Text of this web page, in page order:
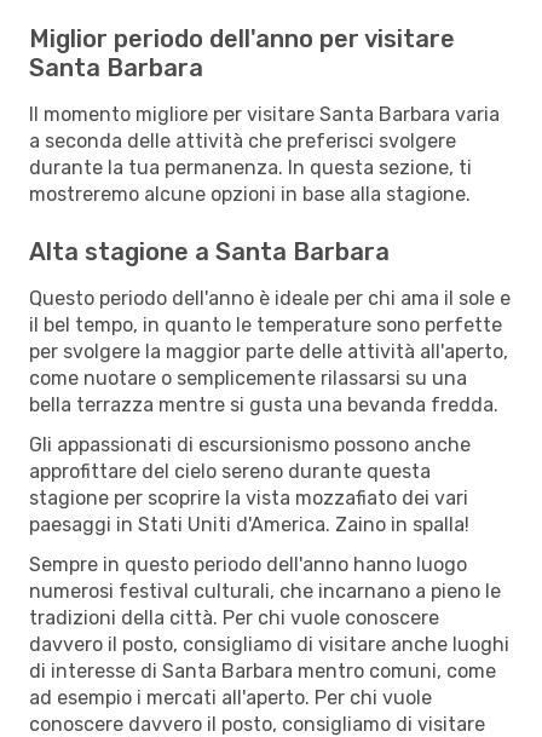
Miglior periodo dell'anno per visitare
Santa Barbara
Il momento migliore per visitare Santa Barbara varia
a seconda delle attività che preferisci svolgere
durante la tua permanenza. In questa sezione, ti
mostreremo alcune opzioni in base alla stagione.
Alta stagione a Santa Barbara
Questo periodo dell'anno è ideale per chi ama il sole e
il bel tempo, in quanto le temperature sono perfette
per svolgere la maggior parte delle attività all'aperto,
come nuotare o semplicemente rilassarsi su una
bella terrazza mentre si gusta una bevanda fredda.
Gli appassionati di escursionismo possono anche
approfittare del cielo sereno durante questa
stagione per scoprire la vista mozzafiato dei vari
paesaggi in Stati Uniti d'America. Zaino in spalla!
Sempre in questo periodo dell'anno hanno luogo
numerosi festival culturali, che incarnano a pieno le
tradizioni della città. Per chi vuole conoscere
davvero il posto, consigliamo di visitare anche luoghi
di interesse di Santa Barbara mentro comuni, come
ad esempio i mercati all'aperto. Per chi vuole
conoscere davvero il posto, consigliamo di visitare